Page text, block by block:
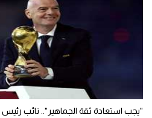
"يجب استعادة ثقة الجماهير".. نائب